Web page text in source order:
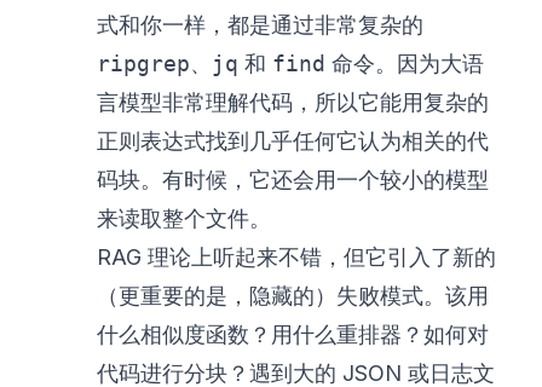
式和你一样，都是通过非常复杂的
ripgrep、 jq 和 find 命令。因为大语
言模型非常理解代码，所以它能用复杂的
正则表达式找到几乎任何它认为相关的代
码块。有时候，它还会用一个较小的模型
来读取整个文件。
RAG 理论上听起来不错，但它引入了新的
（更重要的是，隐藏的）失败模式。该用
什么相似度函数？用什么重排器？如何对
代码进行分块？遇到大的 JSON 或日志文